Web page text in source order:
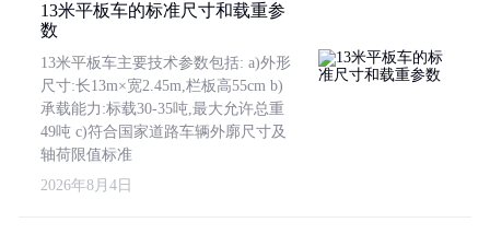
13米平板车的标准尺寸和载重参
数
13米平板车主要技术参数包括: a)外形
尺寸:长13m×宽2.45m,栏板高55cm b)
承载能力:标载30-35吨,最大允许总重
49吨 c)符合国家道路车辆外廓尺寸及
轴荷限值标准
2026年8月4日